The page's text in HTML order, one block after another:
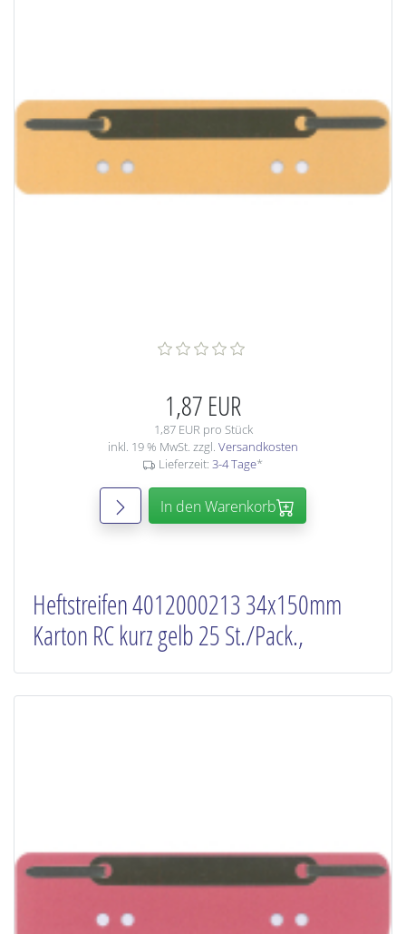
1,87 EUR
1,87 EUR pro Stück
inkl. 19 % MwSt. zzgl. Versandkosten
Lieferzeit: 3-4 Tage*
In den Warenkorb
Heftstreifen 4012000213 34x150mm
Karton RC kurz gelb 25 St./Pack.,